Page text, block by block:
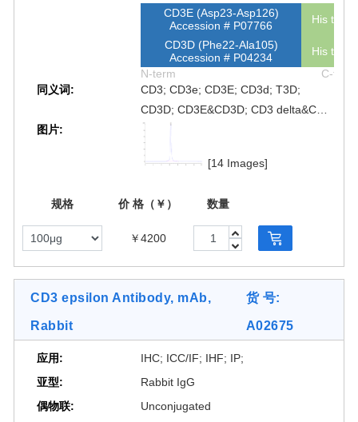
CD3E (Asp23-Asp126)
Accession # P07766
His tag
CD3D (Phe22-Ala105)
Accession # P04234
His tag
N-term
C-term
同义词:
CD3; CD3e; CD3E; CD3d; T3D;
CD3D; CD3E&CD3D; CD3 delta&CD3
epsilon
图片:
[14 Images]
规格 价 格（￥） 数量
￥4200
CD3 epsilon Antibody, mAb,
Rabbit
货 号:
A02675
应用:
IHC; ICC/IF; IHF; IP;
亚型:
Rabbit IgG
偶物联:
Unconjugated